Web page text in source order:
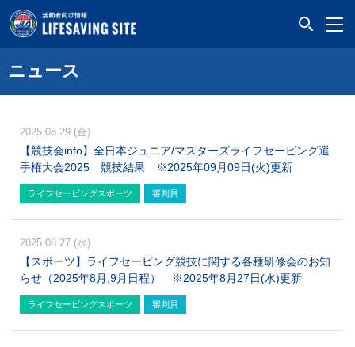
ニュース
2025.08.29 (金)
ライフセービングスポーツ 審判員
【競技会info】全日本ジュニア/マスターズライフセービング選
手権大会2025 競技結果 ※2025年09月09日(火)更新
2025.08.27 (水)
ライフセービングスポーツ 審判員
【スポーツ】ライフセービング競技に関する各種研修会のお知
らせ（2025年8月,9月日程） ※2025年8月27日(水)更新